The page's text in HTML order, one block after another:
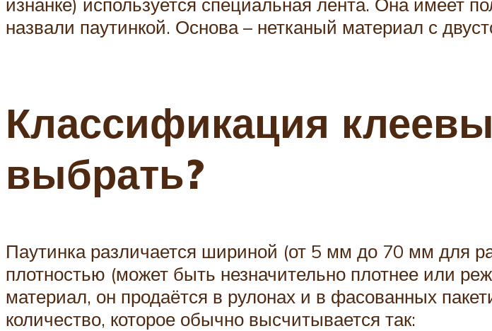
назвали паутинкой. Основа – нетканый материал с
Классификация
выбрать?
Паутинка различается шириной (от 5 мм до 70 мм для
плотностью (может быть незначительно плотнее или
материал, он продаётся в рулонах и в фасованных
количество, которое обычно высчитывается так: